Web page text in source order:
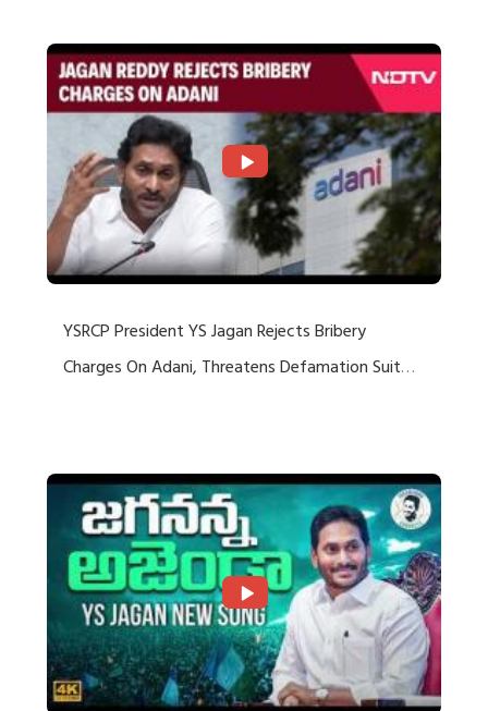
YSRCP President YS Jagan Rejects Bribery
Charges On Adani, Threatens Defamation Suit